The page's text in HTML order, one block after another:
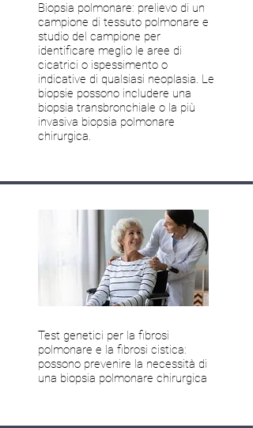
Biopsia polmonare: prelievo di un
campione di tessuto polmonare e
studio del campione per
identificare meglio le aree di
cicatrici o ispessimento o
indicative di qualsiasi neoplasia. Le
biopsie possono includere una
biopsia transbronchiale o la più
invasiva biopsia polmonare
chirurgica.
Test genetici per la fibrosi
polmonare e la fibrosi cistica:
possono prevenire la necessità di
una biopsia polmonare chirurgica